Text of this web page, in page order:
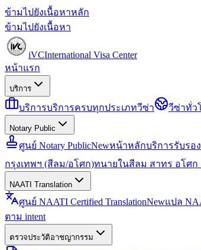
ข้ามไปยังเนื้อหาหลัก
ข้ามไปยังเนื้อหา
iVCInternational Visa Center
หน้าแรก
บริการ
บริการบริการครบทุกประเภทวีซ่า วีซ่าทั่ว
Notary Public
ศูนย์ Notary PublicNewหน้าหลักบริการรับรอ
กรุงเทพฯ (สีลม/อโศก)ทนายในสีลม สาทร อโศก
NAATI Translation
ศูนย์ NAATI Certified TranslationNewแปล
ตาม intent
ตรวจประวัติอาชญากรรม